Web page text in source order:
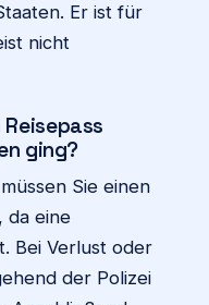
Er ist für
nicht
ging?
Sie einen
da eine
Bei Verlust oder
der Polizei